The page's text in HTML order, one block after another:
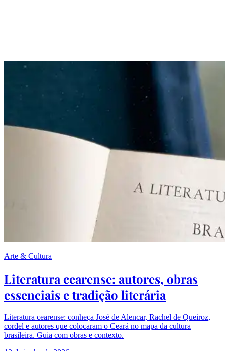
Arte & Cultura
Literatura cearense: autores, obras
essenciais e tradição literária
Literatura cearense: conheça José de Alencar, Rachel de Queiroz,
cordel e autores que colocaram o Ceará no mapa da cultura
brasileira. Guia com obras e contexto.